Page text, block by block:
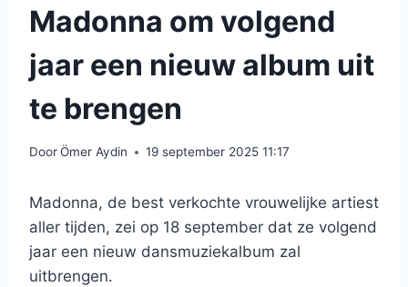
Madonna om volgend
jaar een nieuw album uit
te brengen
DoorÖmer Aydin 19 september 2025 11:17
Madonna, de best verkochte vrouwelijke artiest
aller tijden, zei op 18 september dat ze volgend
jaar een nieuw dansmuziekalbum zal
uitbrengen.